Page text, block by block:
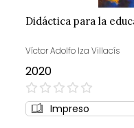
Didáctica para la
Víctor Adolfo Iza Villacís
2020
0%
Impreso